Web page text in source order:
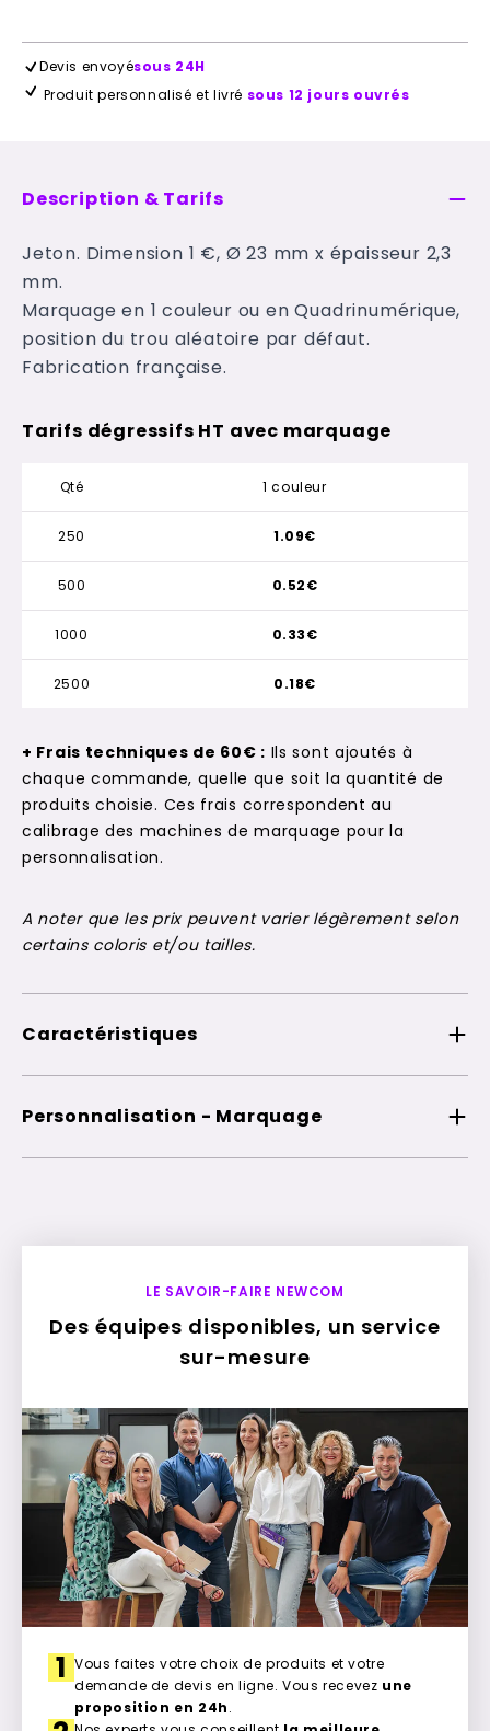
Devis envoyésous 24H
Produit personnalisé et livré sous 12 jours ouvrés
Description & Tarifs
Jeton. Dimension 1 €, Ø 23 mm x épaisseur 2,3
mm.
Marquage en 1 couleur ou en Quadrinumérique,
position du trou aléatoire par défaut.
Fabrication française.
Tarifs dégressifs HT avec marquage
Qté 1 couleur
250
500
1000
2500
1.09€
0.52€
0.33€
0.18€
+ Frais techniques de 60€ : Ils sont ajoutés à
chaque commande, quelle que soit la quantité de
produits choisie. Ces frais correspondent au
calibrage des machines de marquage pour la
personnalisation.
A noter que les prix peuvent varier légèrement selon
certains coloris et/ou tailles.
Caractéristiques
Personnalisation - Marquage
LE SAVOIR-FAIRE NEWCOM
Des équipes disponibles, un service
sur-mesure
1 Vous faites votre choix de produits et votre
demande de devis en ligne. Vous recevez une
proposition en 24h.